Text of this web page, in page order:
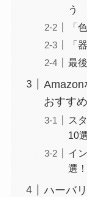
う
「
「
最
Amazon
おすす
ス
10
イ
選！
ハーバ